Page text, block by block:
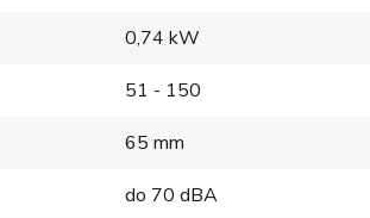
0,74 kW
51 - 150
65 mm
do 70 dBA